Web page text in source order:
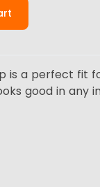
is a perfect fit
good in any